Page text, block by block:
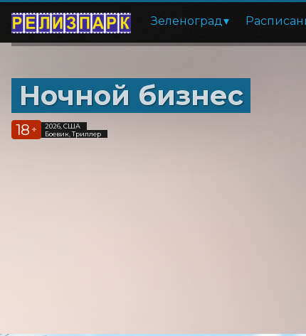
Зеленоград
Ночной бизнес
18 +
2026, США
Боевик, Триллер